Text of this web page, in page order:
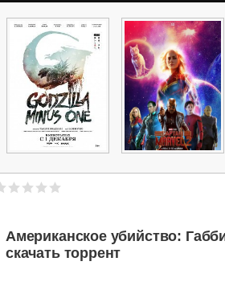
Американское убийство:
скачать торрент